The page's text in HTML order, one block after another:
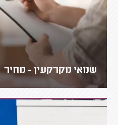
שמאי מקרקעין - מחיר